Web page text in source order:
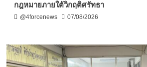
กฎหมายภายใต้วิกฤติศรัทธา
@4forcenews 07/08/2026